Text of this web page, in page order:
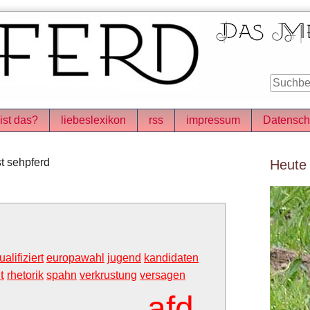
das? liebeslexikon rss impressum
sehpferd
europawahl jugend kandidaten
rhetorik spahn verkrustung versagen
Heute